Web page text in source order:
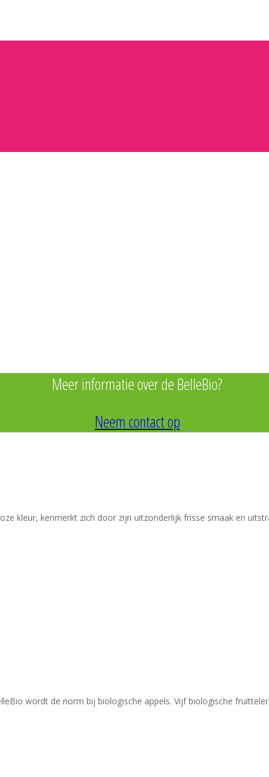
Meer informatie over de BelleBio?
Neem contact op
kleur, kenmerkt zich door zijn uitzonderlijk frisse smaak en
wordt de norm bij biologische appels. Vijf biologische